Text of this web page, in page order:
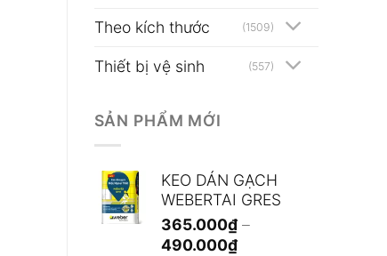
Theo kích thước (1509)
Thiết bị vệ sinh (557)
SẢN PHẨM MỚI
KEO DÁN GẠCH
WEBERTAI GRES
365.000₫ –
490.000₫Khoảng